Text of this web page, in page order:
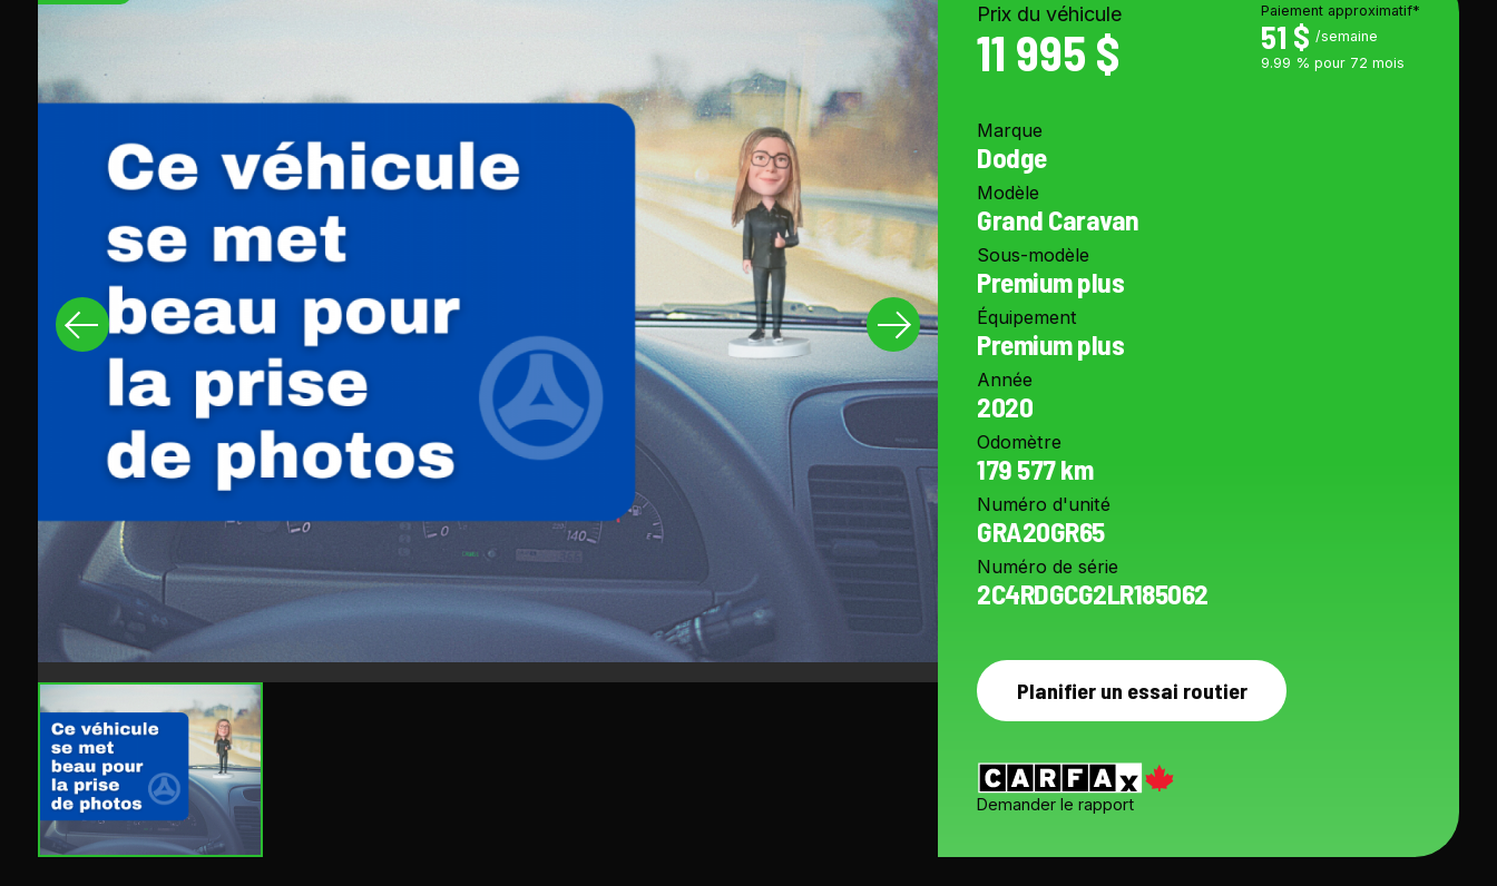
Prix du véhicule
11 995 $
Paiement approximatif*
51 $ /semaine
9.99 % pour 72 mois
Marque
Dodge
Modèle
Grand Caravan
Sous-modèle
Premium plus
Équipement
Premium plus
Année
2020
Odomètre
179 577 km
Numéro d'unité
GRA20GR65
Numéro de série
2C4RDGCG2LR185062
Planifier un essai routier
Demander le rapport